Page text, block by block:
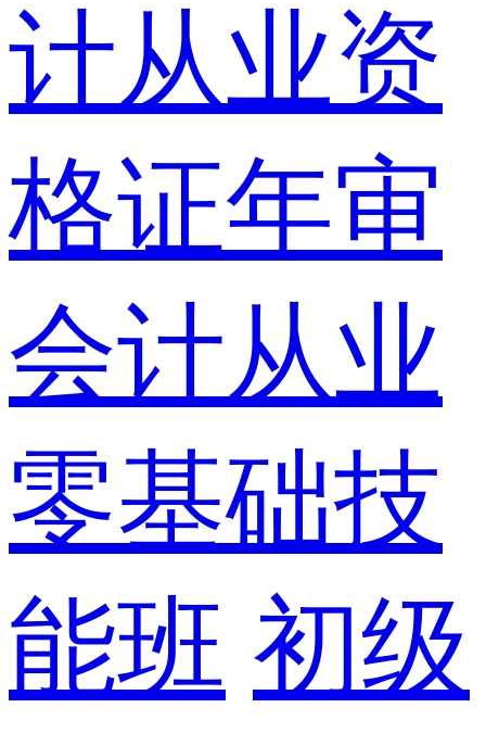
计从业资
格证年审
会计从业
零基础技
能班 初级